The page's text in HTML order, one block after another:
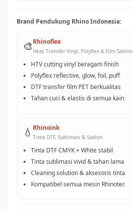
Brand Pendukung Rhino Indonesia:
🎨Rhinoflex
Heat Transfer Vinyl, Polyflex & Film Sablon
HTV cutting vinyl beragam finish
Polyflex reflective, glow, foil, puff
DTF transfer film PET berkualitas
Tahan cuci & elastis di semua kain
💧 Rhinoink
Tinta DTF, Sublimasi & Sablon
Tinta DTF CMYK + White stabil
Tinta sublimasi vivid & tahan lama
Cleaning solution & aksesoris tinta
Kompatibel semua mesin Rhinotec